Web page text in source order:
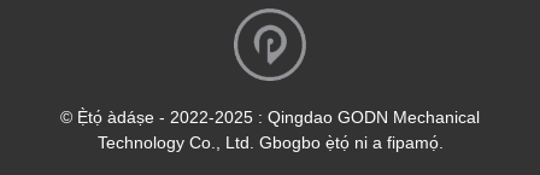
© Ẹ̀tọ́ àdáṣe - 2022-2025 : Qingdao GODN Mechanical
Technology Co., Ltd. Gbogbo ẹ̀tọ́ ni a fipamọ́.